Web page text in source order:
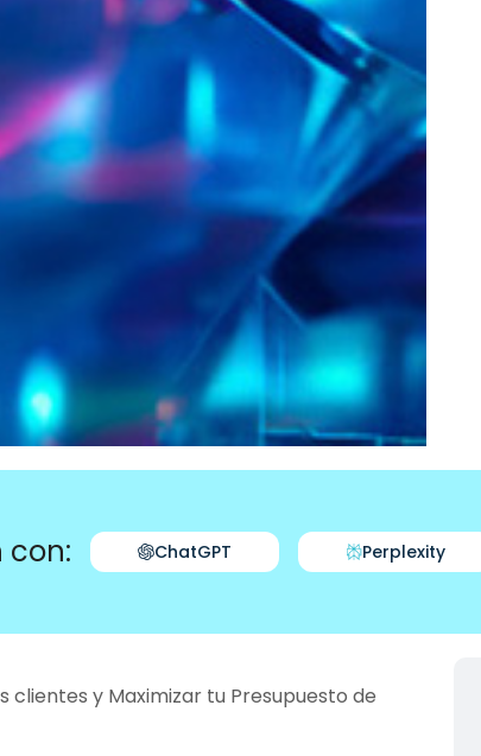
con: ChatGPT Perplexity
clientes y Maximizar tu Presupuesto de